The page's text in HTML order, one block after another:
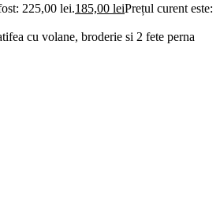
225,00 lei.185,00 leiPrețul curent este:
cu volane, broderie si 2 fete perna